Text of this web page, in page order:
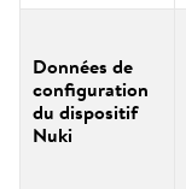
Données de
configuration
du dispositif
Nuki